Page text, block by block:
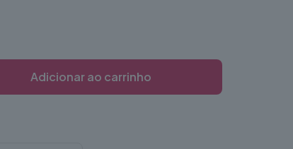
Adicionar ao carrinho